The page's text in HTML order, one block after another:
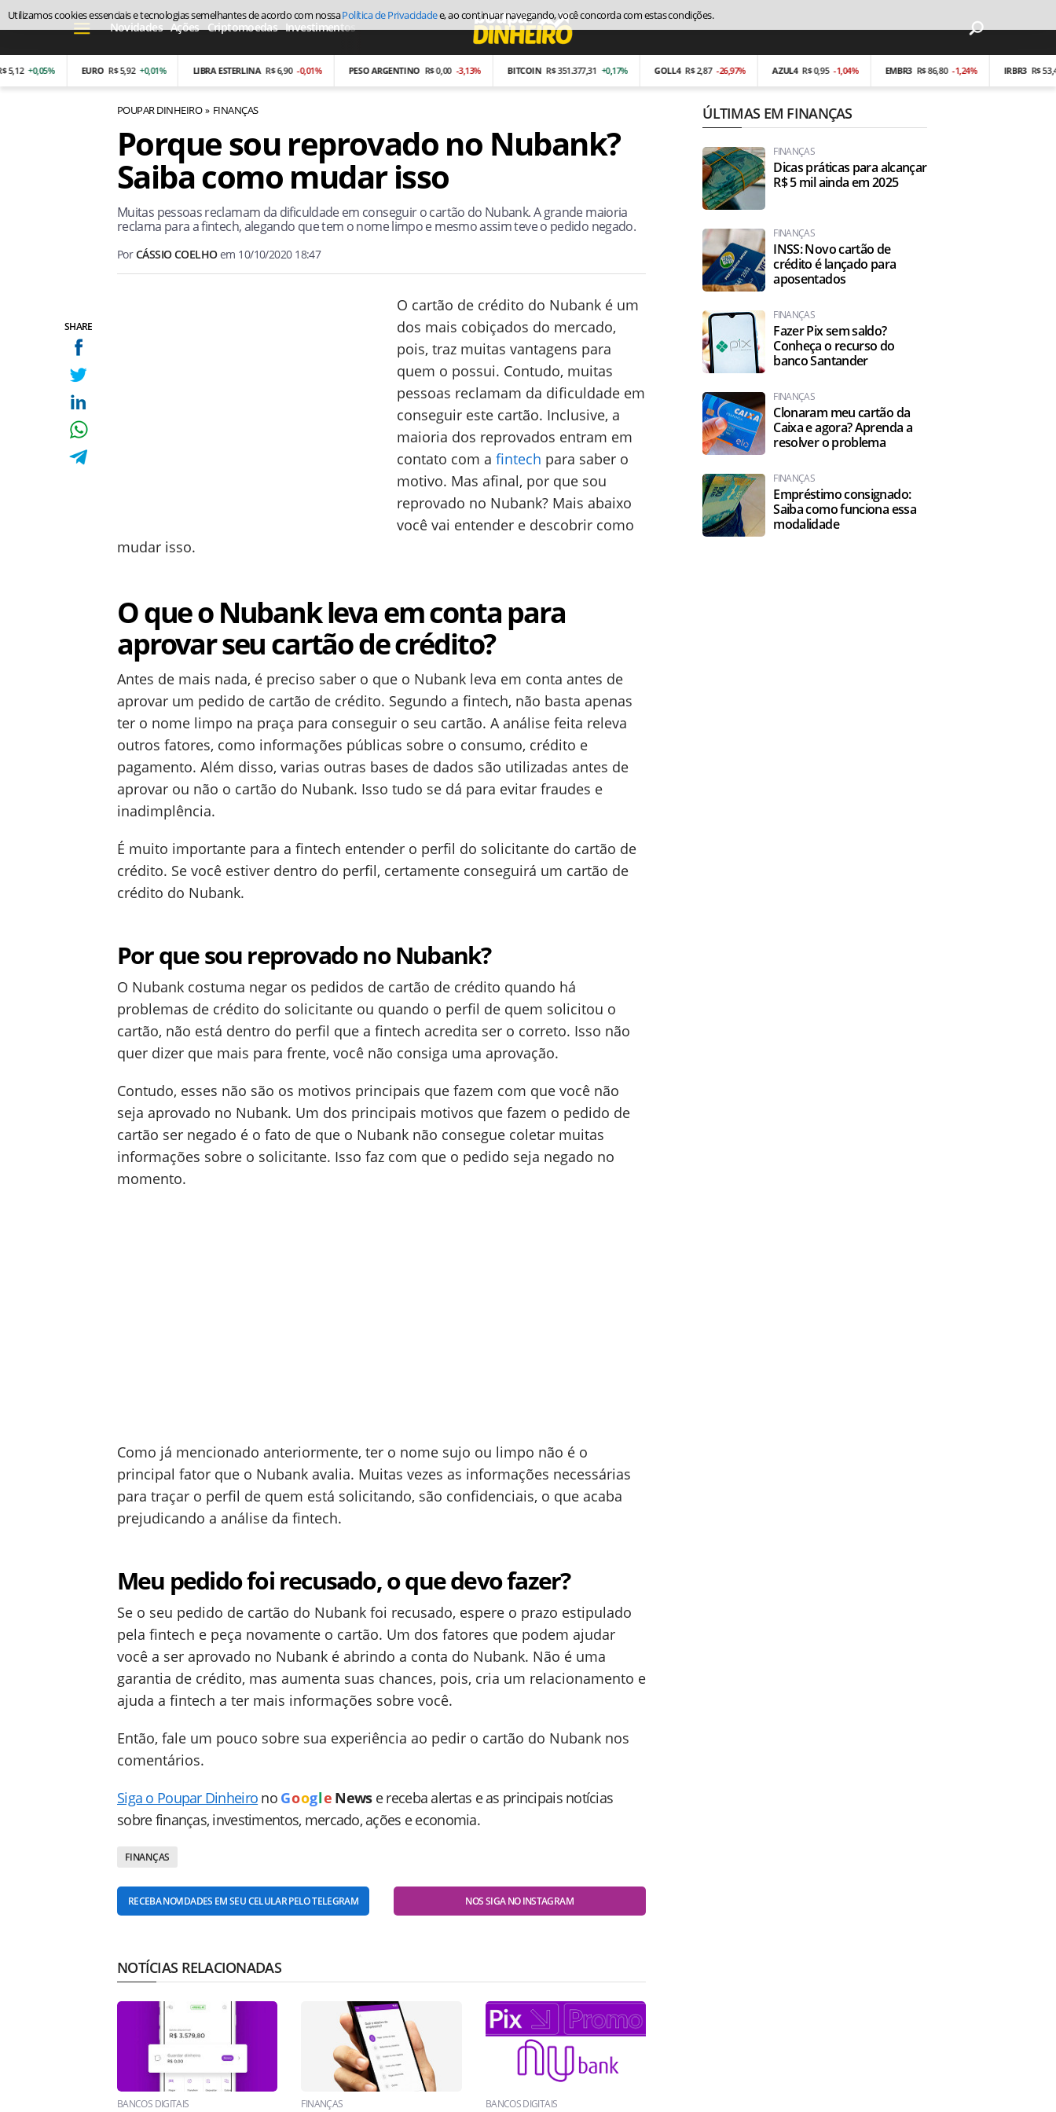
Novidades Ações Criptomoedas Investimentos Economia
+0,05% EURO R$ 5,92 +0,01% LIBRA ESTERLINA R$ 6,90 -0,01% PESO ARGENTINO R$ 0,00 -3,13% BITCOIN R$ 351.377,31 +0,17% GOLL4 R$ 2,87 -26,97% AZUL4 R$ 0,95 -1,04% EMBR3 R$ 86,80 -1,24% IRBR3 R$ 53,40 -
POUPAR DINHEIRO FINANÇAS
SHARE
Porque sou reprovado no Nubank?
Saiba como mudar isso
Muitas pessoas reclamam da dificuldade em conseguir o cartão do Nubank. A grande maioria
reclama para a fintech, alegando que tem o nome limpo e mesmo assim teve o pedido negado.
PorCÁSSIO COELHOem 10/10/2020 18:47
O cartão de crédito do Nubank é um
dos mais cobiçados do mercado,
pois, traz muitas vantagens para
quem o possui. Contudo, muitas
pessoas reclamam da dificuldade em
conseguir este cartão. Inclusive, a
maioria dos reprovados entram em
contato com a fintech para saber o
motivo. Mas afinal, por que sou
reprovado no Nubank? Mais abaixo
você vai entender e descobrir como
mudar isso.
O que o Nubank leva em conta para
aprovar seu cartão de crédito?
Antes de mais nada, é preciso saber o que o Nubank leva em conta antes de
aprovar um pedido de cartão de crédito. Segundo a fintech, não basta apenas
ter o nome limpo na praça para conseguir o seu cartão. A análise feita releva
outros fatores, como informações públicas sobre o consumo, crédito e
pagamento. Além disso, varias outras bases de dados são utilizadas antes de
aprovar ou não o cartão do Nubank. Isso tudo se dá para evitar fraudes e
inadimplência.
É muito importante para a fintech entender o perfil do solicitante do cartão de
crédito. Se você estiver dentro do perfil, certamente conseguirá um cartão de
crédito do Nubank.
Por que sou reprovado no Nubank?
O Nubank costuma negar os pedidos de cartão de crédito quando há
problemas de crédito do solicitante ou quando o perfil de quem solicitou o
cartão, não está dentro do perfil que a fintech acredita ser o correto. Isso não
quer dizer que mais para frente, você não consiga uma aprovação.
Contudo, esses não são os motivos principais que fazem com que você não
seja aprovado no Nubank. Um dos principais motivos que fazem o pedido de
cartão ser negado é o fato de que o Nubank não consegue coletar muitas
informações sobre o solicitante. Isso faz com que o pedido seja negado no
momento.
Como já mencionado anteriormente, ter o nome sujo ou limpo não é o
principal fator que o Nubank avalia. Muitas vezes as informações necessárias
para traçar o perfil de quem está solicitando, são confidenciais, o que acaba
prejudicando a análise da fintech.
Meu pedido foi recusado, o que devo fazer?
Se o seu pedido de cartão do Nubank foi recusado, espere o prazo estipulado
pela fintech e peça novamente o cartão. Um dos fatores que podem ajudar
você a ser aprovado no Nubank é abrindo a conta do Nubank. Não é uma
garantia de crédito, mas aumenta suas chances, pois, cria um relacionamento e
ajuda a fintech a ter mais informações sobre você.
Então, fale um pouco sobre sua experiência ao pedir o cartão do Nubank nos
comentários.
Siga o Poupar Dinheiro no Goog le News e receba alertas e as principais notícias
sobre finanças, investimentos, mercado, ações e economia.
FINANÇAS
RECEBA NOVIDADES EM SEU CELULAR PELO TELEGRAM NOS SIGA NO INSTAGRAM
NOTÍCIAS RELACIONADAS
BANCOS DIGITAIS FINANÇAS BANCOS DIGITAIS
ÚLTIMAS EM FINANÇAS
FINANÇAS
Dicas práticas para alcançar
R$ 5 mil ainda em 2025
FINANÇAS
INSS: Novo cartão de
crédito é lançado para
aposentados
FINANÇAS
Fazer Pix sem saldo?
Conheça o recurso do
banco Santander
FINANÇAS
Clonaram meu cartão da
Caixa e agora? Aprenda a
resolver o problema
FINANÇAS
Empréstimo consignado:
Saiba como funciona essa
modalidade
Utilizamos cookies essenciais e tecnologias semelhantes de acordo com nossaPolítica de Privacidadee, ao continuar navegando, você concorda com estas condições.